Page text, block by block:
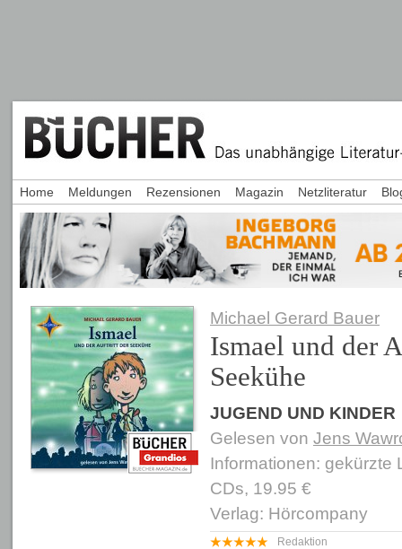
Michael Gerard Bauer
Ismael und der
Seekühe
JUGEND UND KINDER
Gelesen von Jens
Informationen: gekürzte
CDs, 19.95 €
Verlag: Hörcompany
Redaktion
Home Meldungen Rezensionen Magazin Netzliteratur